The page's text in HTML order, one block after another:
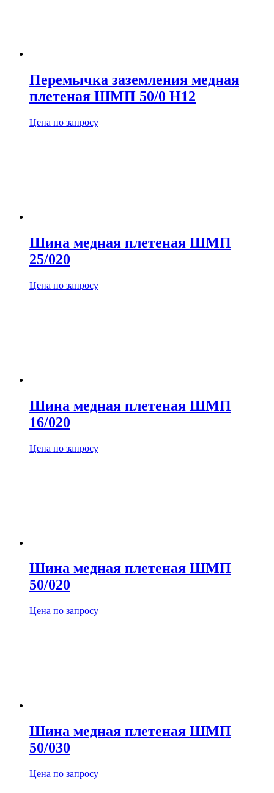
Перемычка заземления медная
плетеная ШМП 50/0 H12
Цена по запросу
Шина медная плетеная ШМП
25/020
Цена по запросу
Шина медная плетеная ШМП
16/020
Цена по запросу
Шина медная плетеная ШМП
50/020
Цена по запросу
Шина медная плетеная ШМП
50/030
Цена по запросу